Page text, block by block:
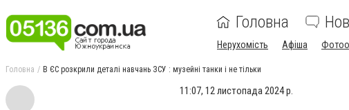
Головна
Нерухомість Афіша
Головна В ЄС розкрили деталі навчань ЗСУ : музейні танки і не тільки
11:07, 12 листопада 2024 р.